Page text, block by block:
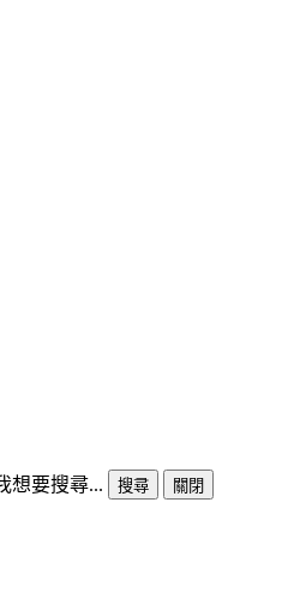
想要搜尋... 搜尋
關閉